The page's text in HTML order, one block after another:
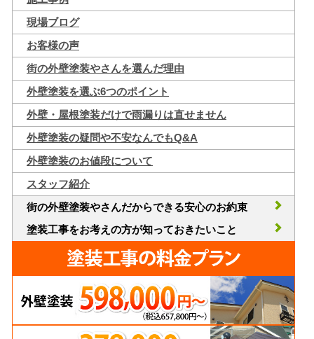
現場ブログ
お客様の声
街の外壁塗装やさんを選んだ理由
外壁塗装を選ぶ6つのポイント
外壁・屋根塗装だけで雨漏りは直せません
外壁塗装の疑問や不安なんでもQ&A
外壁塗装のお値段について
スタッフ紹介
街の外壁塗装やさんだからできる安心のお約束
塗装工事をお考えの方が知っておきたいこと